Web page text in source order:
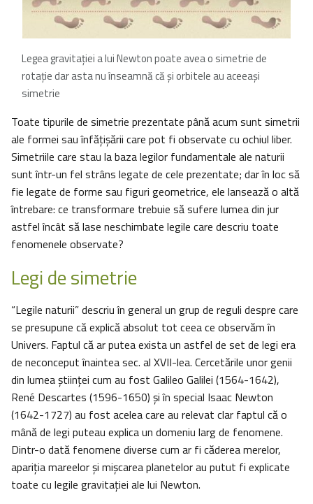
Legea gravitaţiei a lui Newton poate avea o simetrie de
rotaţie dar asta nu înseamnă că şi orbitele au aceeaşi
simetrie
Toate tipurile de simetrie prezentate până acum sunt simetrii
ale formei sau înfăţişării care pot fi observate cu ochiul liber.
Simetriile care stau la baza legilor fundamentale ale naturii
sunt într-un fel strâns legate de cele prezentate; dar în loc să
fie legate de forme sau figuri geometrice, ele lansează o altă
întrebare: ce transformare trebuie să sufere lumea din jur
astfel încât să lase neschimbate legile care descriu toate
fenomenele observate?
Legi de simetrie
“Legile naturii” descriu în general un grup de reguli despre care
se presupune că explică absolut tot ceea ce observăm în
Univers. Faptul că ar putea exista un astfel de set de legi era
de neconceput înaintea sec. al XVII-lea. Cercetările unor genii
din lumea ştiinţei cum au fost Galileo Galilei (1564-1642),
René Descartes (1596-1650) şi în special Isaac Newton
(1642-1727) au fost acelea care au relevat clar faptul că o
mână de legi puteau explica un domeniu larg de fenomene.
Dintr-o dată fenomene diverse cum ar fi căderea merelor,
apariţia mareelor şi mişcarea planetelor au putut fi explicate
toate cu legile gravitaţiei ale lui Newton.